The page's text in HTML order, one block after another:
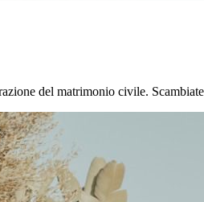
del matrimonio civile.